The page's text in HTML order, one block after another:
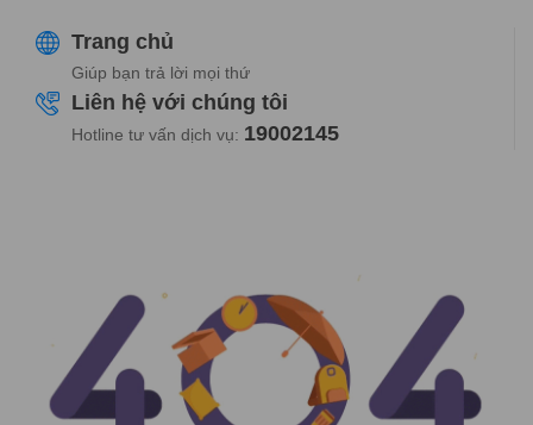
Trang chủ
Giúp bạn trả lời mọi thứ
Liên hệ với chúng tôi
Hotline tư vấn dịch vụ: 19002145